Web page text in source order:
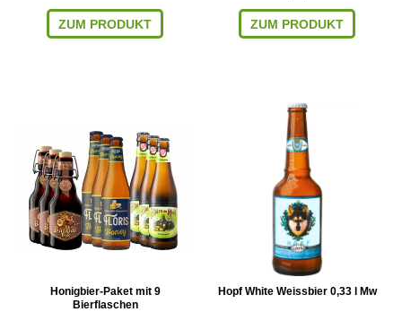
ZUM PRODUKT ZUM PRODUKT
Honigbier-Paket mit 9
Bierflaschen
Hopf White Weissbier 0,33 l Mw